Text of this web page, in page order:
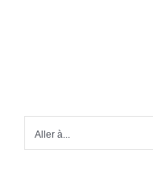
Aller à...